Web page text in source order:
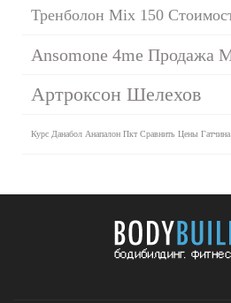
Тренболон Mix 150
Ansomone 4me Продажа
Артроксон Шелехов
Курс Данабол Анапалон Пкт Сравнить Цены Гатчина